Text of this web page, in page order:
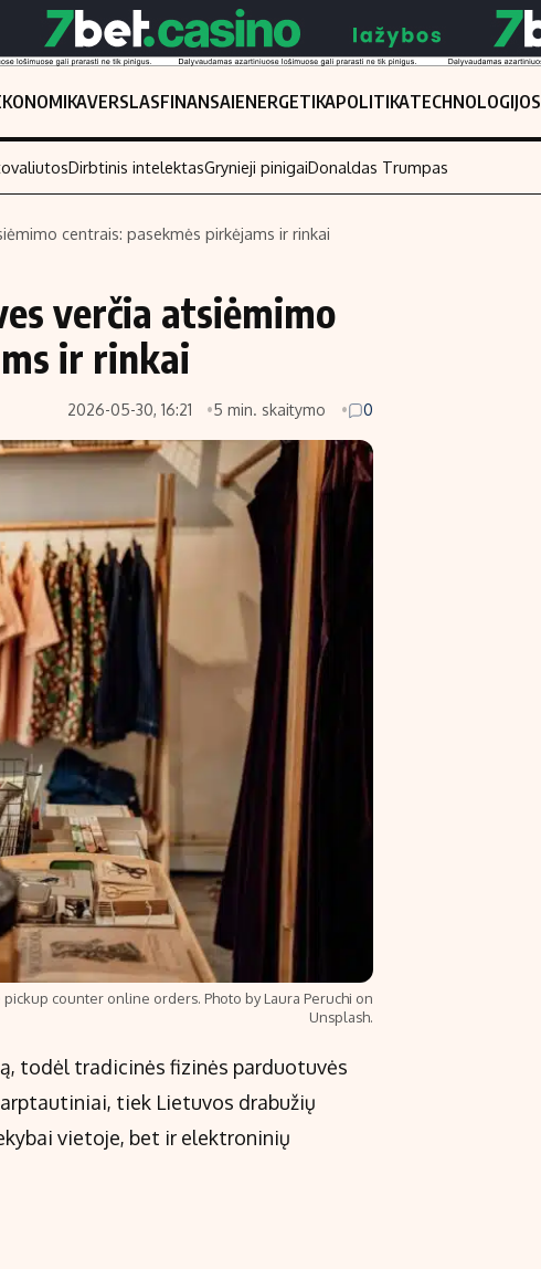
VERSLASFINANSAIENERGETIKAPOLITIKATECHNOLOGIJOS
Investavimas
Akcijų rinka
Saulės elektrinės
Kriptovaliutos
Infliacija
Nedarbo išmokos skaičiuoklė
Būsto finansai
Įdomios naujienos
Dirbtinis intelektasGrynieji pinigaiDonaldas Trumpas
centrais: pasekmės pirkėjams ir rinkai
verčia atsiėmimo
ir rinkai
2026-05-30, 16:21 5 min. skaitymo 0
counter online orders. Photo by Laura Peruchi on
Unsplash.
todėl tradicinės fizinės parduotuvės
tiek Lietuvos drabužių
vietoje, bet ir elektroninių